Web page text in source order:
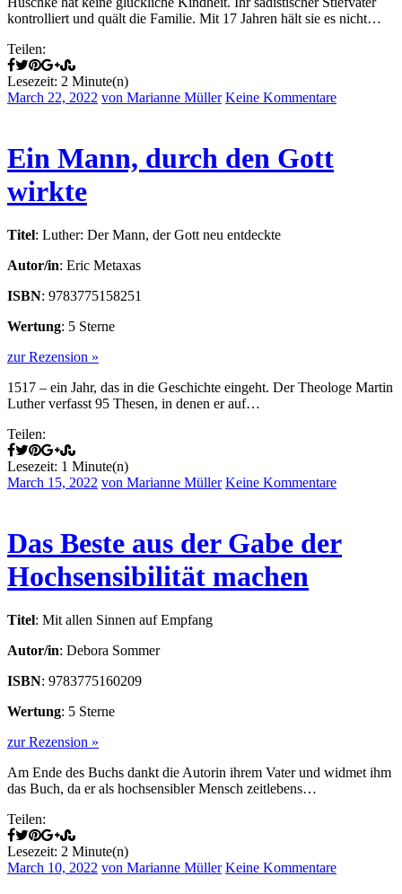
kontrolliert und quält die Familie. Mit 17 Jahren hält sie es nicht…
Teilen:
Lesezeit: 2 Minute(n)
March 22, 2022 von Marianne Müller Keine Kommentare
Ein Mann, durch den Gott
wirkte
Titel: Luther: Der Mann, der Gott neu entdeckte
Autor/in: Eric Metaxas
ISBN: 9783775158251
Wertung: 5 Sterne
zur Rezension »
1517 – ein Jahr, das in die Geschichte eingeht. Der Theologe Martin
Luther verfasst 95 Thesen, in denen er auf…
Teilen:
Lesezeit: 1 Minute(n)
March 15, 2022 von Marianne Müller Keine Kommentare
Das Beste aus der Gabe der
Hochsensibilität machen
Titel: Mit allen Sinnen auf Empfang
Autor/in: Debora Sommer
ISBN: 9783775160209
Wertung: 5 Sterne
zur Rezension »
Am Ende des Buchs dankt die Autorin ihrem Vater und widmet ihm
das Buch, da er als hochsensibler Mensch zeitlebens…
Teilen:
Lesezeit: 2 Minute(n)
March 10, 2022 von Marianne Müller Keine Kommentare